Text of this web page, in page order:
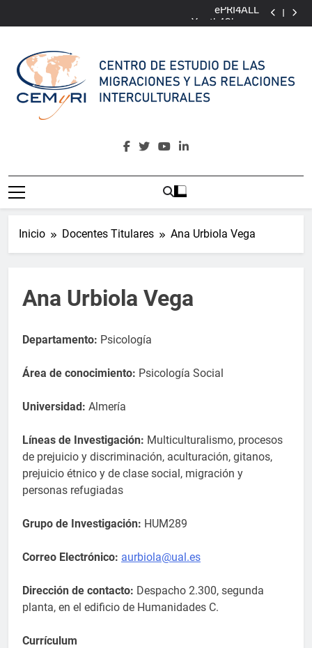
al
Youth4Change
TOCL: Translation of Cultural Language
Centro De Estudio De Las Migraciones Y Las Relaciones
Inicio Docentes Titulares Ana Urbiola Vega
Ana Urbiola Vega
Departamento: Psicología
Área de conocimiento: Psicología Social
Universidad: Almería
Líneas de Investigación: Multiculturalismo, procesos
de prejuicio y discriminación, aculturación, gitanos,
prejuicio étnico y de clase social, migración y
personas refugiadas
Grupo de Investigación: HUM289
Correo Electrónico: aurbiola@ual.es
Dirección de contacto: Despacho 2.300, segunda
planta, en el edificio de Humanidades C.
Currículum